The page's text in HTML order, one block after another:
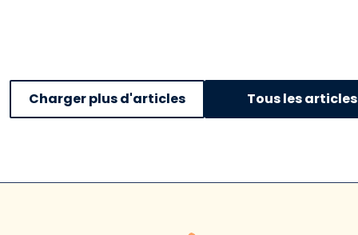
Charger plus d'articles Tous les articles